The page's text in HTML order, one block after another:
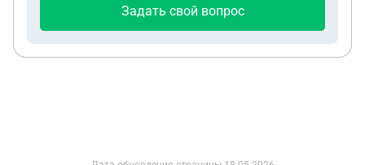
Задать свой вопрос